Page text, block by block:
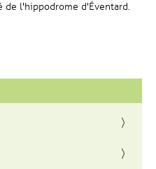
l'hippodrome d'Éventard.